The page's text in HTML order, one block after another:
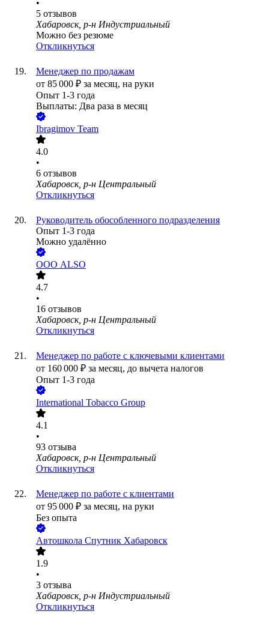
•
5 отзывов
Хабаровск, р-н Индустриальный
Можно без резюме
Откликнуться
Менеджер по продажам
от 85 000 ₽ за месяц, на руки
Опыт 1-3 года
Выплаты: Два раза в месяц
Ibragimov Team
4.0
•
6 отзывов
Хабаровск, р-н Центральный
Откликнуться
Руководитель обособленного подразделения
Опыт 1-3 года
Можно удалённо
ООО ALSO
4.7
•
16 отзывов
Хабаровск, р-н Центральный
Откликнуться
Менеджер по работе с ключевыми клиентами
от 160 000 ₽ за месяц, до вычета налогов
Опыт 1-3 года
International Tobacco Group
4.1
•
93 отзыва
Хабаровск, р-н Центральный
Откликнуться
Менеджер по работе с клиентами
от 95 000 ₽ за месяц, на руки
Без опыта
Автошкола Спутник Хабаровск
1.9
•
3 отзыва
Хабаровск, р-н Индустриальный
Откликнуться